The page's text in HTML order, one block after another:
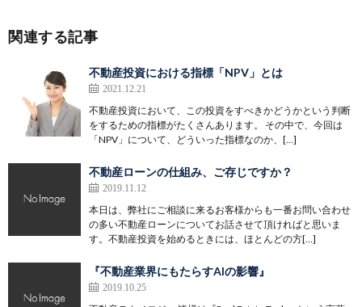
関連する記事
不動産投資における指標「NPV」とは
2021.12.21
不動産投資において、この投資をすべきかどうかという判断
をするための指標がたくさんあります。 その中で、今回は
「NPV」について、どういった指標なのか、[…]
不動産ローンの仕組み、ご存じですか？
2019.11.12
本日は、弊社にご相談に来るお客様からも一番お問い合わせ
の多い不動産ローンについてお話させて頂ければと思いま
す。不動産投資を始めるときには、ほとんどの方[…]
『不動産業界にもたらすAIの影響』
2019.10.25